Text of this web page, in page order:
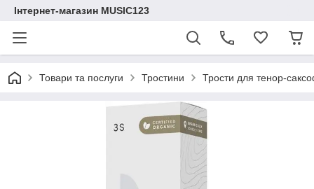
Інтернет-магазин MUSIC123
Товари та послуги Тростини Трости для тенор-